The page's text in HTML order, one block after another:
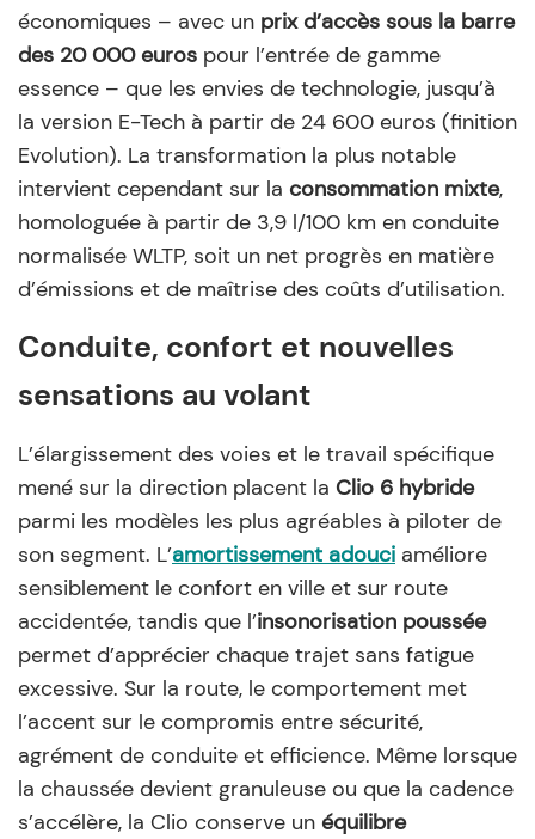
économiques – avec un prix d’accès sous la barre
des 20 000 euros pour l’entrée de gamme
essence – que les envies de technologie, jusqu’à
la version E-Tech à partir de 24 600 euros (finition
Evolution). La transformation la plus notable
intervient cependant sur la consommation mixte,
homologuée à partir de 3,9 l/100 km en conduite
normalisée WLTP, soit un net progrès en matière
d’émissions et de maîtrise des coûts d’utilisation.
Conduite, confort et nouvelles
sensations au volant
L’élargissement des voies et le travail spécifique
mené sur la direction placent la Clio 6 hybride
parmi les modèles les plus agréables à piloter de
son segment. L’amortissement adouci améliore
sensiblement le confort en ville et sur route
accidentée, tandis que l’insonorisation poussée
permet d’apprécier chaque trajet sans fatigue
excessive. Sur la route, le comportement met
l’accent sur le compromis entre sécurité,
agrément de conduite et efficience. Même lorsque
la chaussée devient granuleuse ou que la cadence
s’accélère, la Clio conserve un équilibre